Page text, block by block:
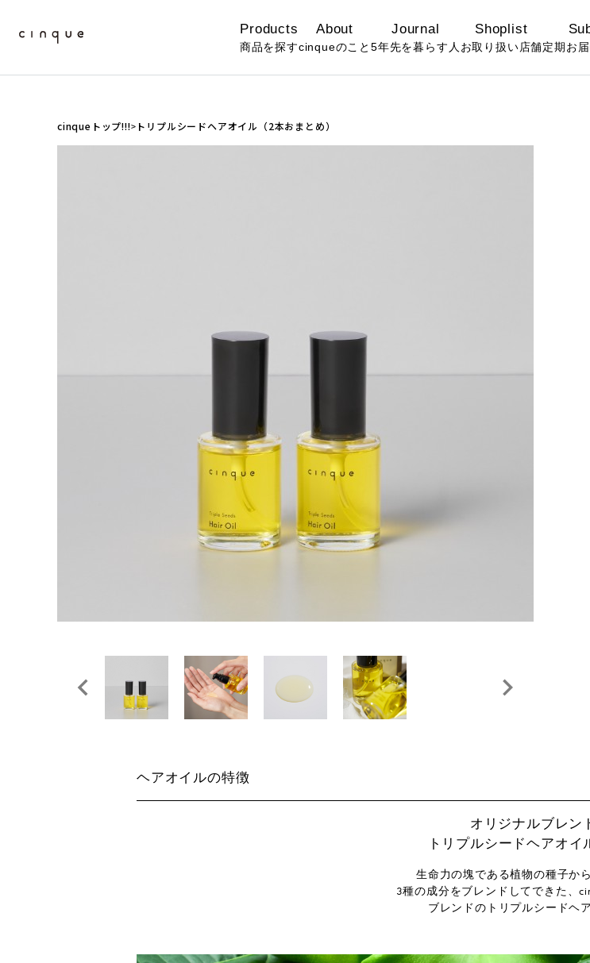
Products
商品を探す
About
cinqueのこと
Journal
5年先を暮らす人
Shoplist
お取り扱い店舗定期お
cinqueトップ!!!> トリプルシードヘアオイル（2本おまとめ）
ヘアオイルの特徴
オリジナルブレン
トリプルシードヘアオイ
生命力の塊である植物の種子か
3種の成分をブレンドしてできた、
ブレンドのトリプルシードヘ